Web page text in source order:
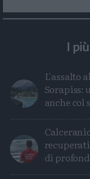
I
L'assalto
Sorapiss:
anche col
di